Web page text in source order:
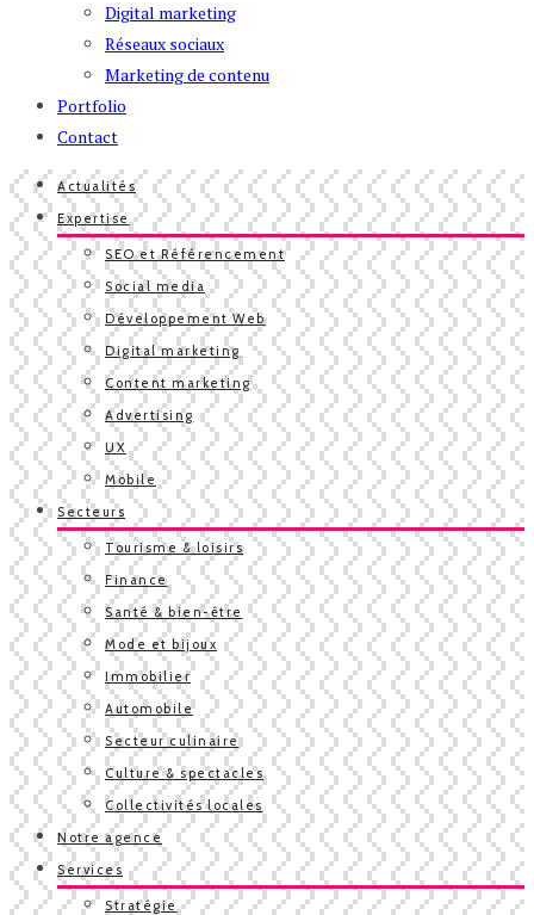
Digital marketing
Réseaux sociaux
Marketing de contenu
Portfolio
Contact
Actualités
Expertise
SEO et Référencement
Social media
Développement Web
Digital marketing
Content marketing
Advertising
UX
Mobile
Secteurs
Tourisme & loisirs
Finance
Santé & bien-être
Mode et bijoux
Immobilier
Automobile
Secteur culinaire
Culture & spectacles
Collectivités locales
Notre agence
Services
Stratégie